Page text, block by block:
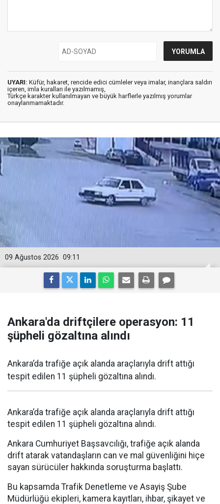
UYARI: Küfür, hakaret, rencide edici cümleler veya imalar, inançlara saldırı
içeren, imla kuralları ile yazılmamış,
Türkçe karakter kullanılmayan ve büyük harflerle yazılmış yorumlar
onaylanmamaktadır.
09:11
09 Ağustos 2026
Ankara'da driftçilere operasyon: 11
şüpheli gözaltına alındı
Ankara’da trafiğe açık alanda araçlarıyla drift attığı
tespit edilen 11 şüpheli gözaltına alındı.
Ankara’da trafiğe açık alanda araçlarıyla drift attığı
tespit edilen 11 şüpheli gözaltına alındı.
Ankara Cumhuriyet Başsavcılığı, trafiğe açık alanda
drift atarak vatandaşların can ve mal güvenliğini hiçe
sayan sürücüler hakkında soruşturma başlattı.
Bu kapsamda Trafik Denetleme ve Asayiş Şube
Müdürlüğü ekipleri, kamera kayıtları, ihbar, şikayet ve